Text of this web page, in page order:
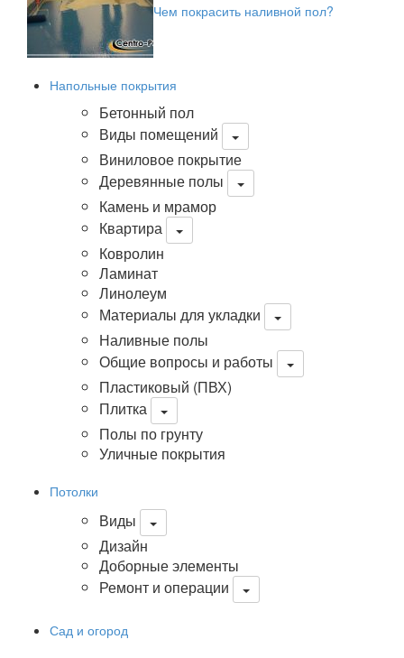
Чем покрасить наливной пол?
Напольные покрытия
Бетонный пол
Виды помещений
Виниловое покрытие
Деревянные полы
Камень и мрамор
Квартира
Ковролин
Ламинат
Линолеум
Материалы для укладки
Наливные полы
Общие вопросы и работы
Пластиковый (ПВХ)
Плитка
Полы по грунту
Уличные покрытия
Потолки
Виды
Дизайн
Доборные элементы
Ремонт и операции
Сад и огород